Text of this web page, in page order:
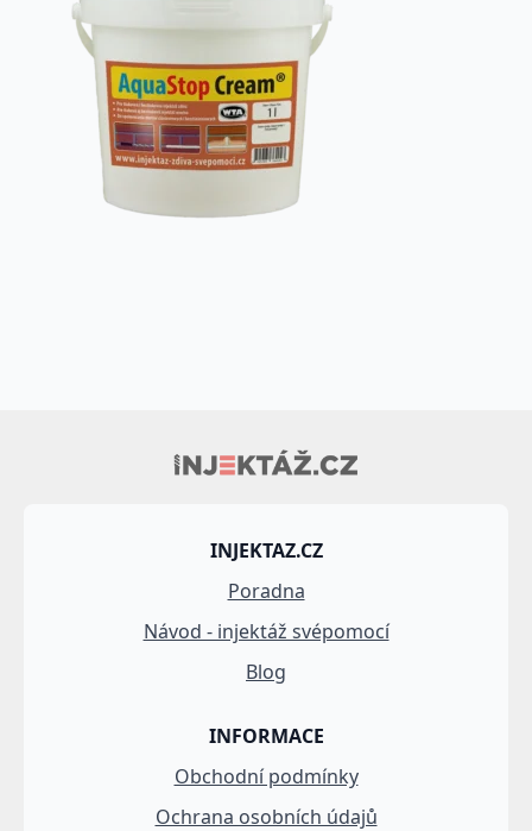
INJEKTAZ.CZ
Poradna
Návod - injektáž svépomocí
Blog
INFORMACE
Obchodní podmínky
Ochrana osobních údajů